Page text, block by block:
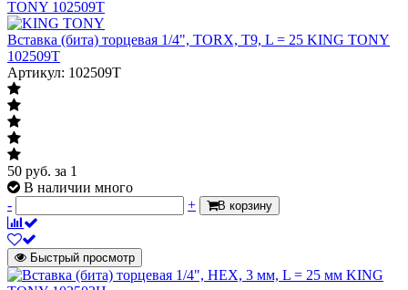
Вставка (бита) торцевая 1/4", TORX, T9, L = 25 KING TONY
102509T
Артикул: 102509T
50 руб. за 1
В наличии много
-
+ В корзину
Быстрый просмотр